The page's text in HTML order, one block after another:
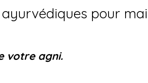
ayurvédiques pour
votre agni.